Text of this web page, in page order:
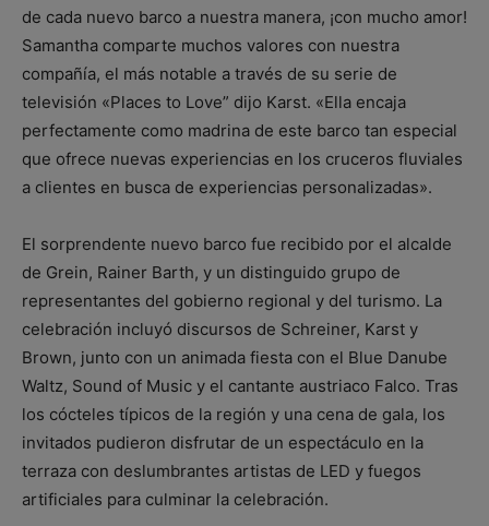
de cada nuevo barco a nuestra manera, ¡con mucho amor!
Samantha comparte muchos valores con nuestra
compañía, el más notable a través de su serie de
televisión «Places to Love” dijo Karst. «Ella encaja
perfectamente como madrina de este barco tan especial
que ofrece nuevas experiencias en los cruceros fluviales
a clientes en busca de experiencias personalizadas».
El sorprendente nuevo barco fue recibido por el alcalde
de Grein, Rainer Barth, y un distinguido grupo de
representantes del gobierno regional y del turismo. La
celebración incluyó discursos de Schreiner, Karst y
Brown, junto con un animada fiesta con el Blue Danube
Waltz, Sound of Music y el cantante austriaco Falco. Tras
los cócteles típicos de la región y una cena de gala, los
invitados pudieron disfrutar de un espectáculo en la
terraza con deslumbrantes artistas de LED y fuegos
artificiales para culminar la celebración.